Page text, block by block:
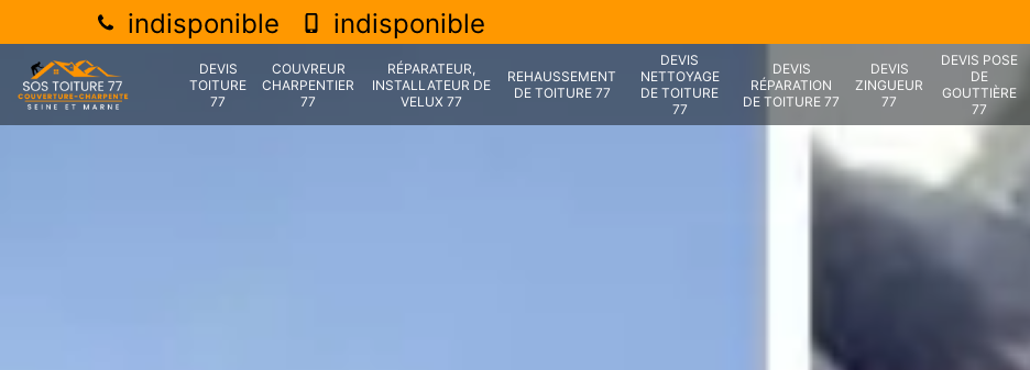
indisponible indisponible
DEVIS
TOITURE
77
COUVREUR
CHARPENTIER
77
RÉPARATEUR,
INSTALLATEUR DE
VELUX 77
REHAUSSEMENT
DE TOITURE 77
DEVIS
NETTOYAGE
DE TOITURE
77
DEVIS
RÉPARATION
DE TOITURE 77
DEVIS
ZINGUEUR
77
DEVIS POSE
DE
GOUTTIÈRE
77